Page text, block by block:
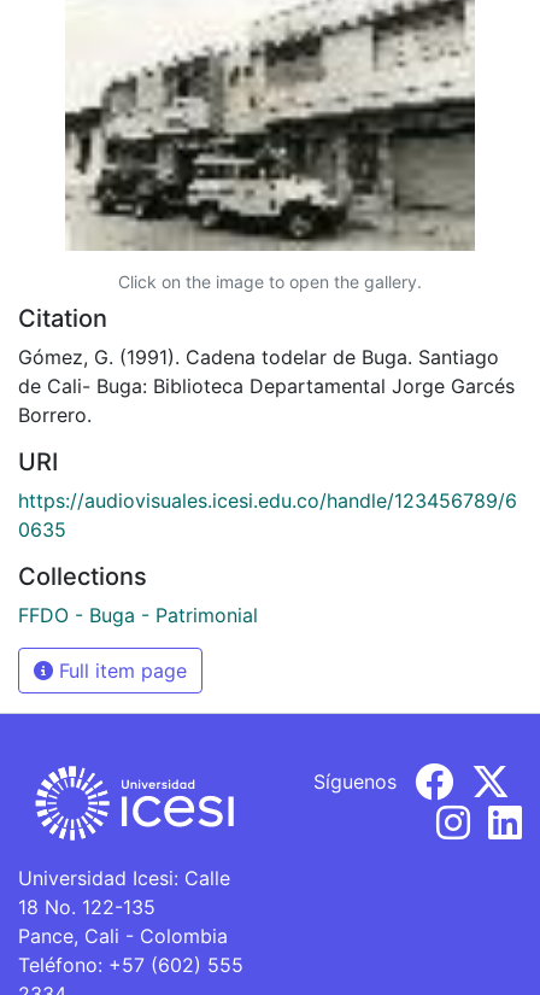
Click on the image to open the gallery.
Citation
Gómez, G. (1991). Cadena todelar de Buga. Santiago
de Cali- Buga: Biblioteca Departamental Jorge Garcés
Borrero.
URI
https://audiovisuales.icesi.edu.co/handle/123456789/6
0635
Collections
FFDO - Buga - Patrimonial
Full item page
Universidad Icesi: Calle
18 No. 122-135
Pance, Cali - Colombia
Teléfono: +57 (602) 555
Síguenos